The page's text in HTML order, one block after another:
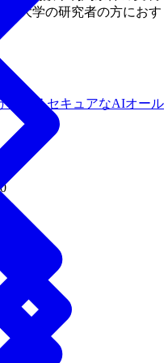
使えるセキュアなAIオール
や大学の研究者の方におす